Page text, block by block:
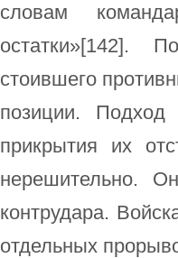
словам
остатки»[142].
стоившего
позиции. Подход
прикрытия их
нерешительно.
контрудара.
отдельных